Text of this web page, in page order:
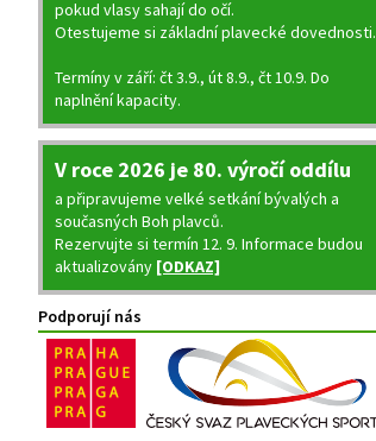
pokud vlasy sahají do očí.
Otestujeme si základní plavecké dovednosti.
Termíny v září: čt 3.9., út 8.9., čt 10.9. Do
naplnění kapacity.
V roce 2026 je 80. výročí oddílu
a připravujeme velké setkání bývalých a
současných Boh plavců.
Rezervujte si termín 12. 9. Informace budou
aktualizovány [ODKAZ]
Podporují nás